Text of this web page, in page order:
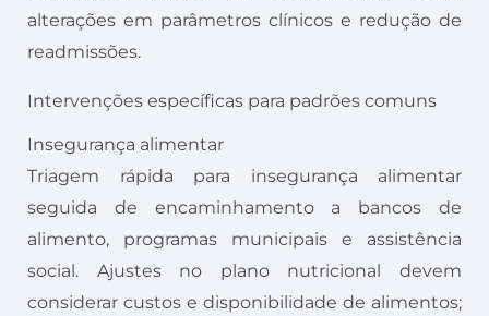
alterações em parâmetros clínicos e redução de
readmissões.
Intervenções específicas para padrões comuns
Insegurança alimentar
Triagem rápida para insegurança alimentar
seguida de encaminhamento a bancos de
alimento, programas municipais e assistência
social. Ajustes no plano nutricional devem
considerar custos e disponibilidade de alimentos;